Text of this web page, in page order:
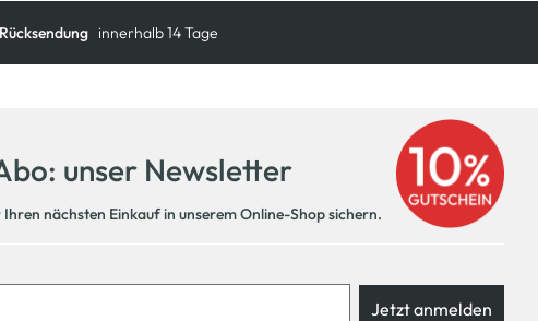
innerhalb 14 Tage
unser Newsletter
nächsten Einkauf in unserem Online-Shop sichern.
Jetzt anmelden